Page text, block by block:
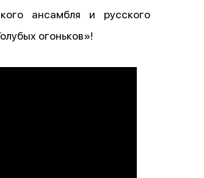
ансамбля и русского
огоньков»!